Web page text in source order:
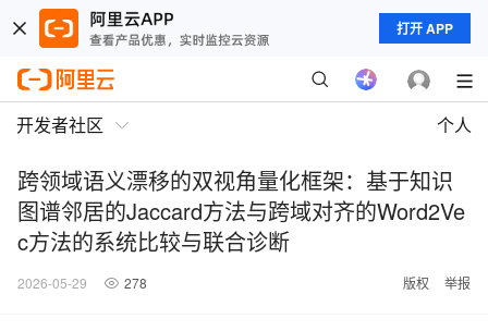
打开 APP
开发者社区 个人
跨领域语义漂移的双视角量化框架：基于知识
图谱邻居的Jaccard方法与跨域对齐的Word2Ve
c方法的系统比较与联合诊断
2026-05-29 278 版权 举报